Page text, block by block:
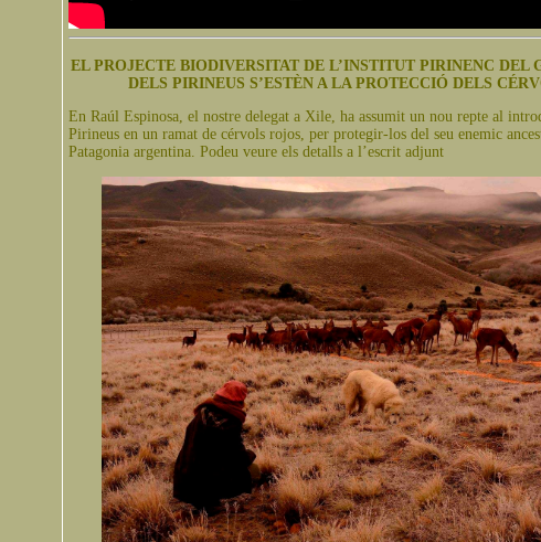
EL PROJECTE BIODIVERSITAT DE L’INSTITUT PIRINENC DEL
DELS PIRINEUS S’ESTÈN A LA PROTECCIÓ DELS
En Raúl Espinosa, el nostre delegat a Xile, ha assumit un nou repte al
Pirineus en un ramat de cérvols rojos, per protegir-los del seu enemic
Patagonia argentina. Podeu veure els detalls a l’escrit adjunt